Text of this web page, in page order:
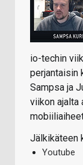
io-techin
perjantaisin
Sampsa ja
viikon ajalta
Jälkikäteen
Youtube